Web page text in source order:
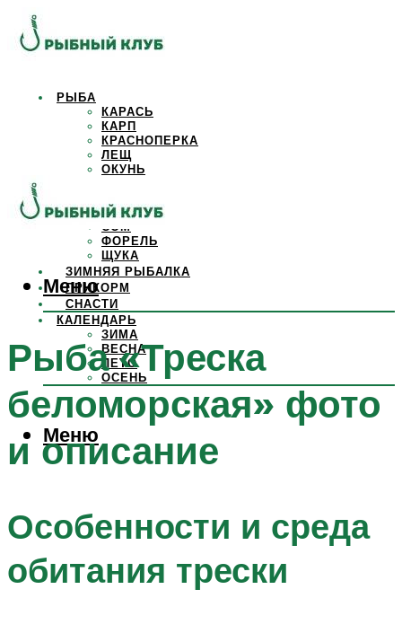
РЫБА
КАРАСЬ
КАРП
КРАСНОПЕРКА
ЛЕЩ
ОКУНЬ
САЗАН
СОМ
ФОРЕЛЬ
ЩУКА
ЗИМНЯЯ РЫБАЛКА
ПРИКОРМ
СНАСТИ
КАЛЕНДАРЬ
ЗИМА
ВЕСНА
ЛЕТО
ОСЕНЬ
Меню
Меню
Рыба «Треска
беломорская» фото
и описание
Особенности и среда
обитания трески